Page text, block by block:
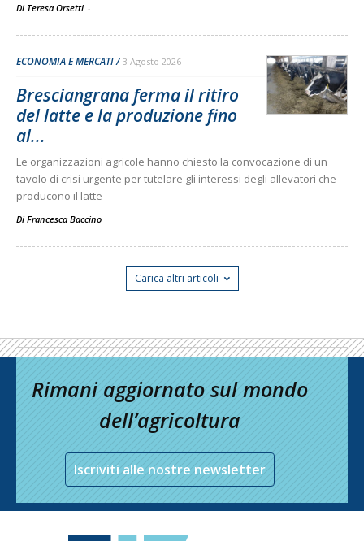
Di Teresa Orsetti -
ECONOMIA E MERCATI 3 Agosto 2026
Bresciangrana ferma il ritiro
del latte e la produzione fino
al...
Le organizzazioni agricole hanno chiesto la convocazione di un
tavolo di crisi urgente per tutelare gli interessi degli allevatori che
producono il latte
Di Francesca Baccino
Carica altri articoli
Rimani aggiornato sul mondo
dell’agricoltura
Iscriviti alle nostre newsletter